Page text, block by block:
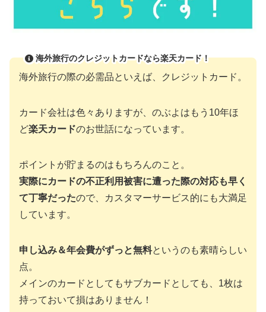
海外旅行のクレジットカードなら楽天カード！
海外旅行の際の必需品といえば、クレジットカード。
カード会社は色々ありますが、のぶよはもう10年ほ
ど楽天カードのお世話になっています。
ポイントが貯まるのはもちろんのこと。
実際にカードの不正利用被害に遭った際の対応も早く
て丁寧だったので、カスタマーサービス的にも大満足
しています。
申し込み＆年会費がずっと無料というのも素晴らしい
点。
メインのカードとしてもサブカードとしても、1枚は
持っておいて損はありません！